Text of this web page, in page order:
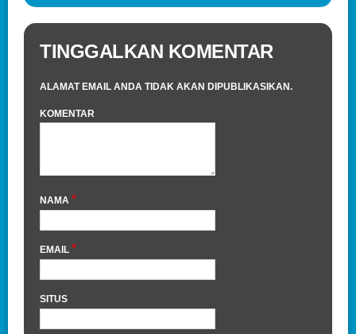
TINGGALKAN KOMENTAR
ALAMAT EMAIL ANDA TIDAK AKAN DIPUBLIKASIKAN.
KOMENTAR
NAMA *
EMAIL *
SITUS